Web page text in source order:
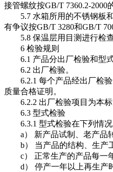
接管螺纹按GB/T 7360.2-2000
5.7 水箱所用的不锈钢板和
有争议按GB/T 3280和GB/T
5.8 保温层用目测进行检查
6 检验规则
6.1 产品分出厂检验和型式
6.2 出厂检验。
6.2.1 每个产品经出厂检验
质量合格证明。
6.2.2 出厂检验项目为本标
6.3 型式检验
6.3.1 型式检验在下列情况
a） 新产品试制、老产品转
b） 当产品的结构、生产工
c） 正常生产的产品每一年
d） 停产一年以上再生产